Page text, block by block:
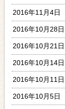
2016年11月4日
2016年10月28日
2016年10月21日
2016年10月14日
2016年10月11日
2016年10月5日